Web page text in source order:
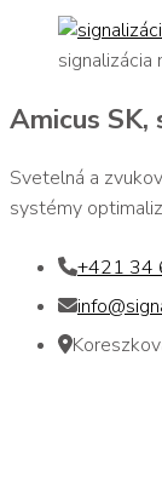
signalizácia
Amicus SK,
Svetelná a
systémy
+421 34